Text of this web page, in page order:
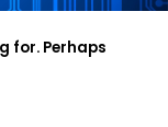
for. Perhaps